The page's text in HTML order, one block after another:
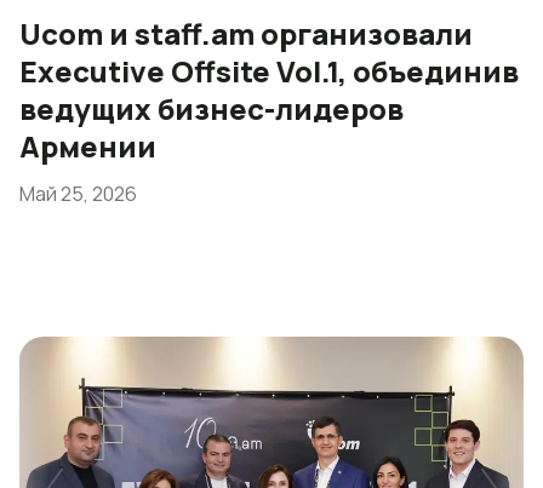
Для дома
Мобильная связь
Uplay Новый
Вход
Ucom и staff.am организовали
Executive Offsite Vol.1, объединив
ведущих бизнес-лидеров
Армении
Май 25, 2026